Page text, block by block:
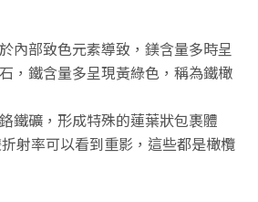
內部致色元素導致，鎂含量多時呈
，鐵含量多呈現黃綠色，稱為鐵橄
鐵礦，形成特殊的蓮葉狀包裹體
射率可以看到重影，這些都是橄欖